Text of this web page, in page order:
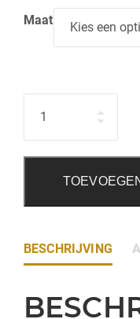
Maat
BESCHRIJVING